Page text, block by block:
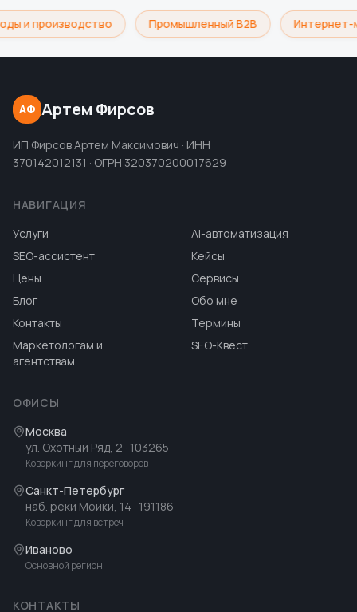
и производство Промышленный B2B Интернет-
АФ Артем Фирсов
ИП Фирсов Артем Максимович · ИНН
370142012131 · ОГРН 320370200017629
НАВИГАЦИЯ
Услуги
AI-автоматизация
SEO-ассистент
Кейсы
Цены
Сервисы
Блог
Обо мне
Контакты
Термины
Маркетологам и
агентствам
SEO-Квест
ОФИСЫ
Москва
ул. Охотный Ряд, 2 · 103265
Коворкинг для переговоров
Санкт-Петербург
наб. реки Мойки, 14 · 191186
Коворкинг для встреч
Иваново
Основной регион
КОНТАКТЫ